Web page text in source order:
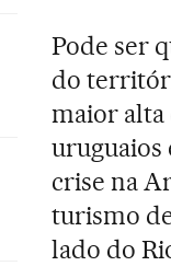
Pode ser
do
maior alta
uruguaios
crise na
turismo
lado do